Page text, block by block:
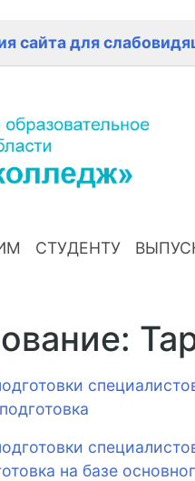
сайта для
СТУДЕНТУ
на базе